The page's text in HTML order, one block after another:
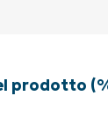
prodotto